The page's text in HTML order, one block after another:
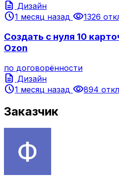
description Дизайн
schedule1 месяц назад visibility1326
Создать с нуля 10
Ozon
по договорённости
description Дизайн
schedule1 месяц назад visibility894
Заказчик